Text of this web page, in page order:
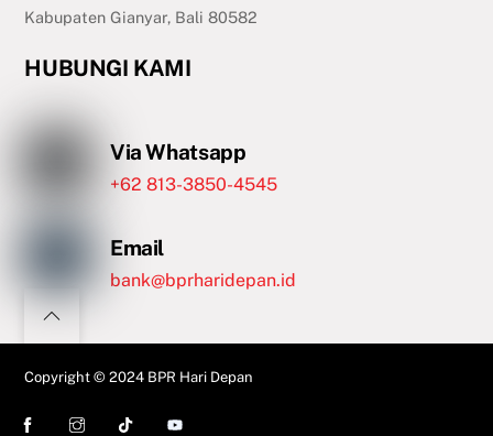
Kabupaten Gianyar, Bali 80582
HUBUNGI KAMI
Via Whatsapp
+62 813-3850-4545
Email
bank@bprharidepan.id
Copyright © 2024 BPR Hari Depan